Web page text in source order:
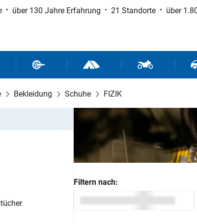
über 130 Jahre Erfahrung 21 Standorte über
Fahrradteile Outdoor und SportMotorrad- und
Bekleidung Schuhe FIZIK
Filtern nach: